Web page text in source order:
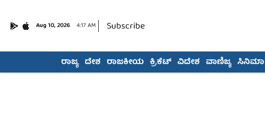
Aug 10, 2026 4:17 AM Subscribe
ರಾಜ್ಯ ದೇಶ ರಾಜಕೀಯ ಕ್ರಿಕೆಟ್ ವಿದೇಶ ವಾಣಿಜ್ಯ ಸಿನಿಮಾ